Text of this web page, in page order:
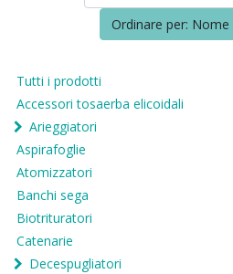
Ordinare per:
Tutti i prodotti
Accessori tosaerba elicoidali
Arieggiatori
Aspirafoglie
Atomizzatori
Banchi sega
Biotrituratori
Catenarie
Decespugliatori